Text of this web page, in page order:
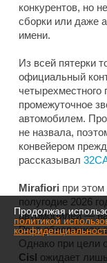
конкурентов, но
сборки или даже
имени.
Из всей пятерки
официальный
четырехместного
промежуточное
автомобилем.
не назвала,
конвейером
рассказывал
Mirafiori при
полугодие 2026
автомобилей —
Рост обеспечили
Однако при цели
Cisl ожидает
Продолжая
политикой